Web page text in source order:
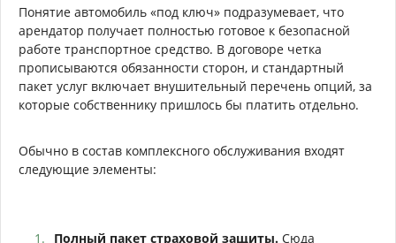
Понятие автомобиль «под ключ» подразумевает, что
арендатор получает полностью готовое к безопасной
работе транспортное средство. В договоре четка
прописываются обязанности сторон, и стандартный
пакет услуг включает внушительный перечень опций, за
которые собственнику пришлось бы платить отдельно.
Обычно в состав комплексного обслуживания входят
следующие элементы:
Полный пакет страховой защиты. Сюда